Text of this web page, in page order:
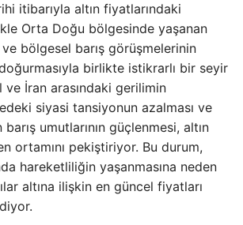
itibarıyla altın fiyatlarındaki
Orta Doğu bölgesinde yaşanan
bölgesel barış görüşmelerinin
birlikte istikrarlı bir seyir
ve İran arasındaki gerilimin
siyasi tansiyonun azalması ve
umutlarının güçlenmesi, altın
ortamını pekiştiriyor. Bu durum,
hareketliliğin yaşanmasına neden
altına ilişkin en güncel fiyatları